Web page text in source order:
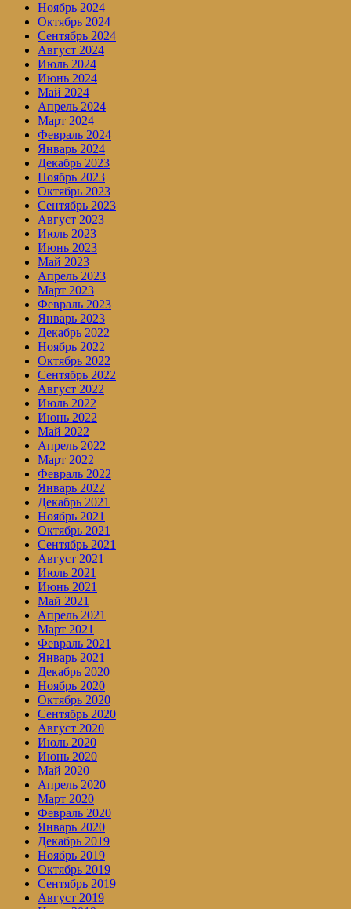
Ноябрь 2024
Октябрь 2024
Сентябрь 2024
Август 2024
Июль 2024
Июнь 2024
Май 2024
Апрель 2024
Март 2024
Февраль 2024
Январь 2024
Декабрь 2023
Ноябрь 2023
Октябрь 2023
Сентябрь 2023
Август 2023
Июль 2023
Июнь 2023
Май 2023
Апрель 2023
Март 2023
Февраль 2023
Январь 2023
Декабрь 2022
Ноябрь 2022
Октябрь 2022
Сентябрь 2022
Август 2022
Июль 2022
Июнь 2022
Май 2022
Апрель 2022
Март 2022
Февраль 2022
Январь 2022
Декабрь 2021
Ноябрь 2021
Октябрь 2021
Сентябрь 2021
Август 2021
Июль 2021
Июнь 2021
Май 2021
Апрель 2021
Март 2021
Февраль 2021
Январь 2021
Декабрь 2020
Ноябрь 2020
Октябрь 2020
Сентябрь 2020
Август 2020
Июль 2020
Июнь 2020
Май 2020
Апрель 2020
Март 2020
Февраль 2020
Январь 2020
Декабрь 2019
Ноябрь 2019
Октябрь 2019
Сентябрь 2019
Август 2019